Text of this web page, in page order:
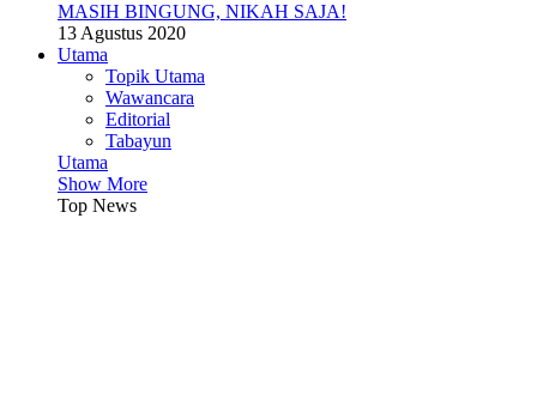
MASIH BINGUNG, NIKAH SAJA!
13 Agustus 2020
Utama
Topik Utama
Wawancara
Editorial
Tabayun
Utama
Show More
Top News